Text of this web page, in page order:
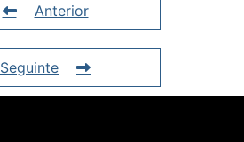
Anterior
Seguinte